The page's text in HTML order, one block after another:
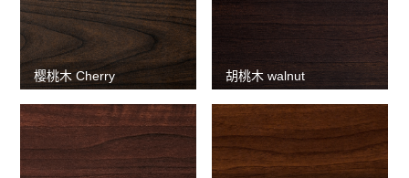
樱桃木 Cherry 胡桃木 walnut